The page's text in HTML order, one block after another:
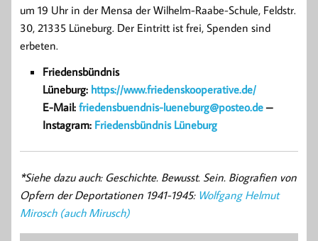
um 19 Uhr in der Mensa der Wilhelm-Raabe-Schule, Feldstr.
30, 21335 Lüneburg. Der Eintritt ist frei, Spenden sind
erbeten.
Friedensbündnis
Lüneburg: https://www.friedenskooperative.de/
E-Mail: friedensbuendnis-lueneburg@posteo.de–
Instagram: Friedensbündnis Lüneburg
*Siehe dazu auch: Geschichte. Bewusst. Sein. Biografien von
Opfern der Deportationen 1941-1945: Wolfgang Helmut
Mirosch (auch Mirusch)